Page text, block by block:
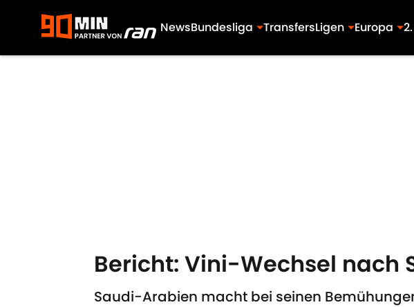
NewsBundesliga TransfersLigen Europa
Bericht: Vini-Wechsel
Saudi-Arabien macht bei seinen